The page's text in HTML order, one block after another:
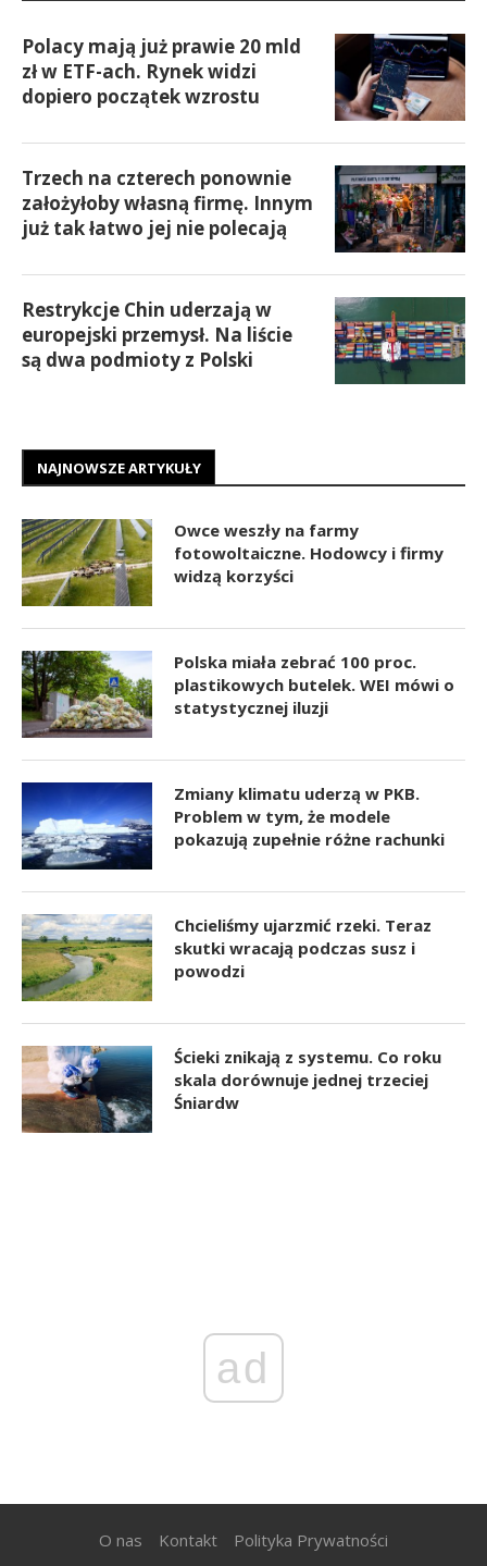
Polacy mają już prawie 20 mld
zł w ETF-ach. Rynek widzi
dopiero początek wzrostu
Trzech na czterech ponownie
założyłoby własną firmę. Innym
już tak łatwo jej nie polecają
Restrykcje Chin uderzają w
europejski przemysł. Na liście
są dwa podmioty z Polski
NAJNOWSZE ARTYKUŁY
Owce weszły na farmy
fotowoltaiczne. Hodowcy i firmy
widzą korzyści
Polska miała zebrać 100 proc.
plastikowych butelek. WEI mówi o
statystycznej iluzji
Zmiany klimatu uderzą w PKB.
Problem w tym, że modele
pokazują zupełnie różne rachunki
Chcieliśmy ujarzmić rzeki. Teraz
skutki wracają podczas susz i
powodzi
Ścieki znikają z systemu. Co roku
skala dorównuje jednej trzeciej
Śniardw
ad
O nas Kontakt Polityka Prywatności